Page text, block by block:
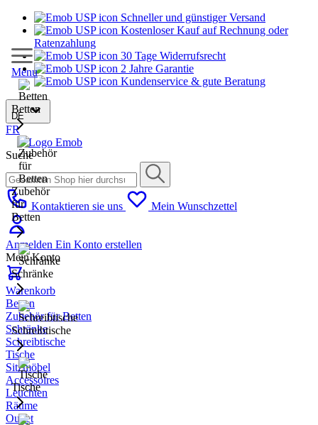
Schneller und günstiger Versand
Kostenloser Kauf auf Rechnung oder
Ratenzahlung
30 Tage Widerrufsrecht
2 Jahre Garantie
Kundenservice & gute Beratung
DE
FR
Suche
Kontaktieren sie uns Mein Wunschzettel
Anmelden Ein Konto erstellen
Mein Konto
Warenkorb
Menu
Betten
Zubehör
für
Betten
Schränke
Schreibtische
Tische
Betten
Zubehör für Betten
Schränke
Schreibtische
Tische
Sitzmöbel
Accessoires
Leuchten
Räume
Outlet